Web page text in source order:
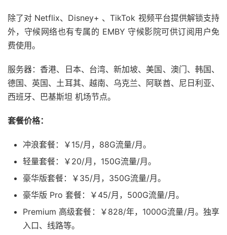
除了对 Netflix、Disney+ 、TikTok 视频平台提供解锁支持
外，守候网络也有专属的 EMBY 守候影院可供订阅用户免
费使用。
服务器：香港、日本、台湾、新加坡、美国、澳门、韩国、
德国、英国、土耳其、越南、乌克兰、阿联酋、尼日利亚、
西班牙、巴基斯坦 机场节点。
套餐价格：
冲浪套餐：￥15/月，88G流量/月。
轻量套餐：￥20/月，150G流量/月。
豪华版套餐：￥35/月，350G流量/月。
豪华版 Pro 套餐：￥45/月，500G流量/月。
Premium 高级套餐：￥828/年，1000G流量/月。独享
入口、线路等。